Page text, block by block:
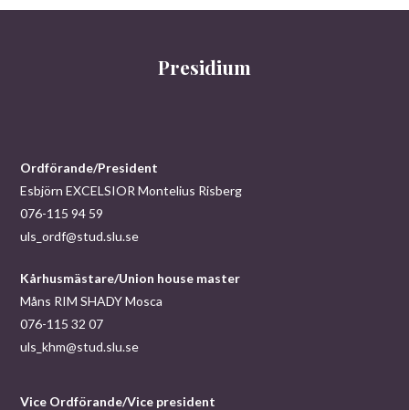
Presidium
Ordförande/President
Esbjörn EXCELSIOR Montelius Risberg
076-115 94 59
uls_ordf@stud.slu.se
Kårhusmästare/Union house master
Måns RIM SHADY Mosca
076-115 32 07
uls_khm@stud.slu.se
Vice Ordförande/Vice president